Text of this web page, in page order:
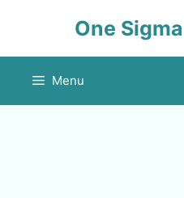
One
Menu